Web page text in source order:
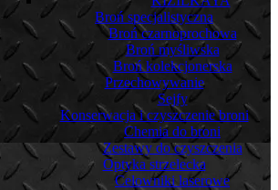
Broń specjalistyczna
Broń czarnoprochowa
Broń myśliwska
Broń kolekcjonerska
Przechowywanie
Sejfy
Konserwacja i czyszczenie broni
Chemia do broni
Zestawy do czyszczenia
Optyka strzelecka
Celowniki laserowe